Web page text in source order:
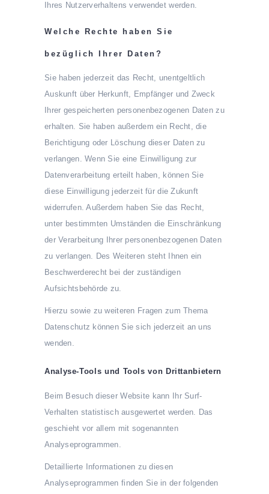
Ihres Nutzerverhaltens verwendet werden.
Welche Rechte haben Sie
bezüglich Ihrer Daten?
Sie haben jederzeit das Recht, unentgeltlich
Auskunft über Herkunft, Empfänger und Zweck
Ihrer gespeicherten personenbezogenen Daten zu
erhalten. Sie haben außerdem ein Recht, die
Berichtigung oder Löschung dieser Daten zu
verlangen. Wenn Sie eine Einwilligung zur
Datenverarbeitung erteilt haben, können Sie
diese Einwilligung jederzeit für die Zukunft
widerrufen. Außerdem haben Sie das Recht,
unter bestimmten Umständen die Einschränkung
der Verarbeitung Ihrer personenbezogenen Daten
zu verlangen. Des Weiteren steht Ihnen ein
Beschwerderecht bei der zuständigen
Aufsichtsbehörde zu.
Hierzu sowie zu weiteren Fragen zum Thema
Datenschutz können Sie sich jederzeit an uns
wenden.
Analyse-Tools und Tools von Dritt­anbietern
Beim Besuch dieser Website kann Ihr Surf-
Verhalten statistisch ausgewertet werden. Das
geschieht vor allem mit sogenannten
Analyseprogrammen.
Detaillierte Informationen zu diesen
Analyseprogrammen finden Sie in der folgenden